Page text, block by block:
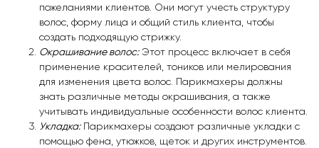
пожеланиями клиентов. Они могут учесть структуру
волос, форму лица и общий стиль клиента, чтобы
создать подходящую стрижку.
Окрашивание волос:Этот процесс включает в себя
применение красителей, тоников или мелирования
для изменения цвета волос. Парикмахеры должны
знать различные методы окрашивания, а также
учитывать индивидуальные особенности волос клиента.
Укладка:
Парикмахеры создают различные укладки с
помощью фена, утюжков, щеток и других инструментов.